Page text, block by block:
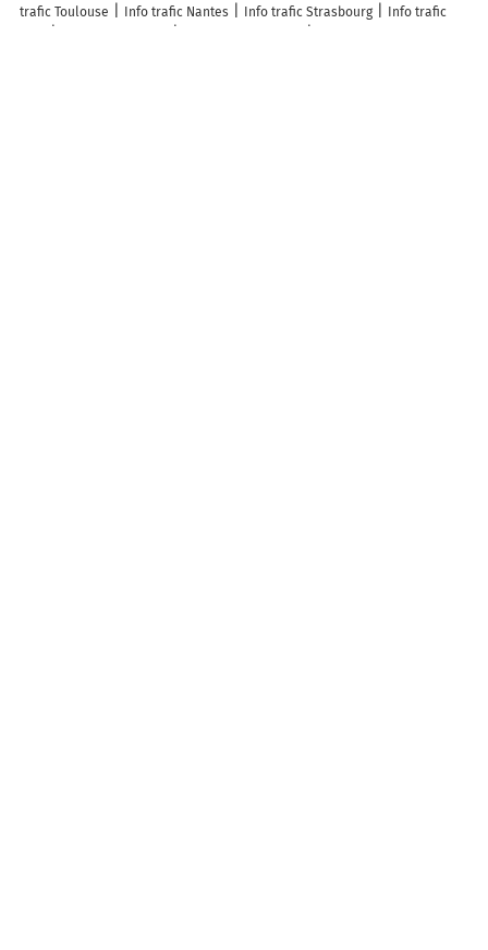
trafic Toulouse
Info trafic Nantes Info trafic Strasbourg
Info trafic